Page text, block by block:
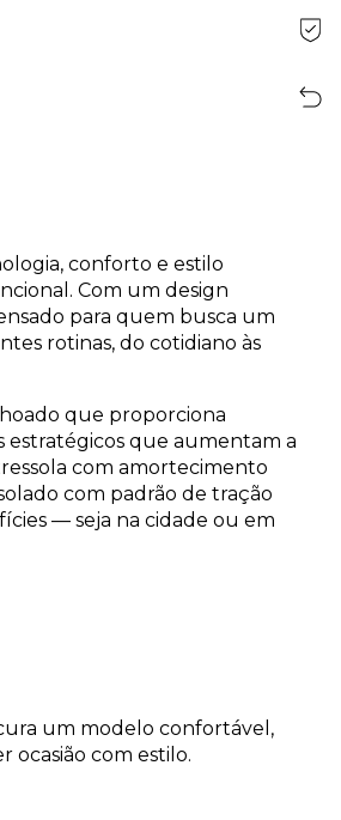
conforto e estilo
Com um design
para quem busca um
rotinas, do cotidiano às
que proporciona
estratégicos que aumentam a
com amortecimento
com padrão de tração
— seja na cidade ou em
um modelo confortável,
com estilo.